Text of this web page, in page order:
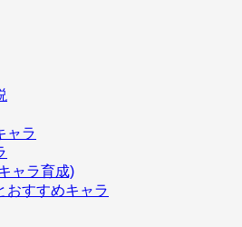
ャラ
ャラ育成)
おすすめキャラ